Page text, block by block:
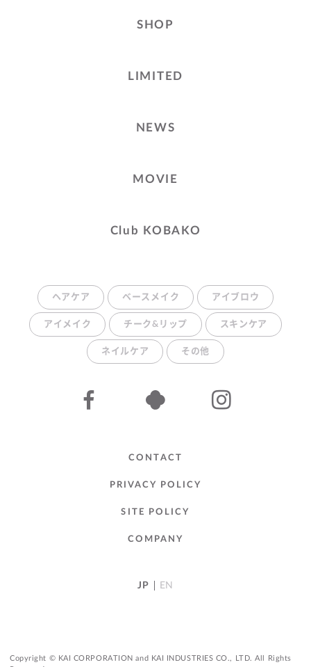
SHOP
LIMITED
NEWS
MOVIE
Club KOBAKO
ヘアケア ベースメイク アイブロウ
アイメイク チーク&リップ スキンケア
ネイルケア その他
CONTACT
PRIVACY POLICY
SITE POLICY
COMPANY
JP EN
Copyright © KAI CORPORATION and KAI INDUSTRIES CO., LTD. All Rights